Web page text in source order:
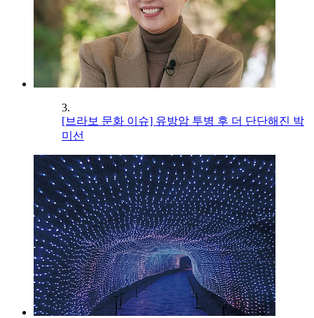
3.
[브라보 문화 이슈] 유방암 투병 후 더 단단해진 박
미선